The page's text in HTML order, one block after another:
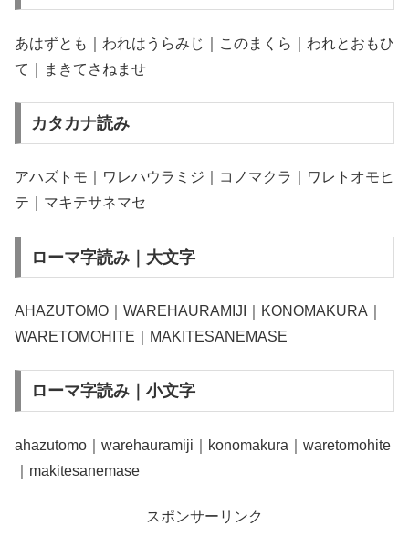
あはずとも｜われはうらみじ｜このまくら｜われとおもひ
て｜まきてさねませ
カタカナ読み
アハズトモ｜ワレハウラミジ｜コノマクラ｜ワレトオモヒ
テ｜マキテサネマセ
ローマ字読み｜大文字
AHAZUTOMO｜WAREHAURAMIJI｜KONOMAKURA｜
WARETOMOHITE｜MAKITESANEMASE
ローマ字読み｜小文字
ahazutomo｜warehauramiji｜konomakura｜waretomohite
｜makitesanemase
スポンサーリンク